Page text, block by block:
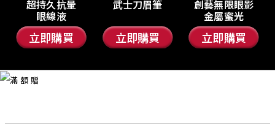
超持久抗暈
眼線液
立即購買
武士刀眉筆
立即購買
創藝無限眼影
金屬蜜光
立即購買